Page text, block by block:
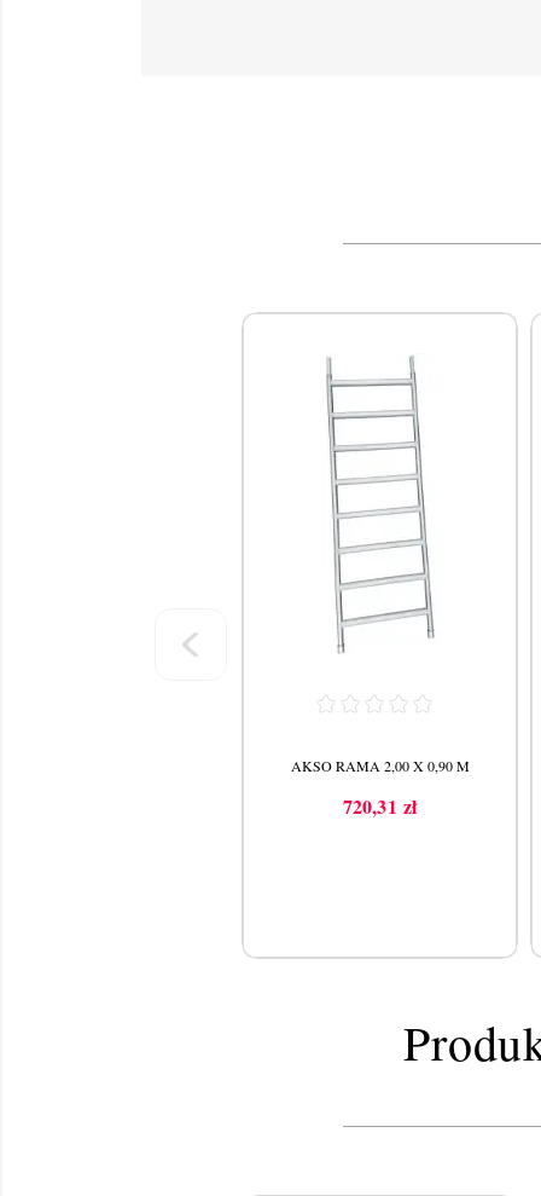
AKSO RAMA 2,00 X 0,90 M
Cena
720,31 zł